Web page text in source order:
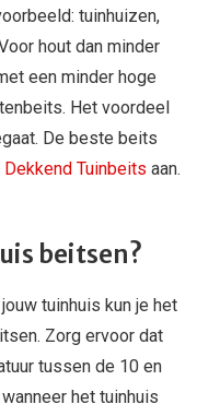
tuinhuizen,
hout dan minder
een minder hoge
Het voordeel
De beste beits
Tuinbeits aan.
beitsen?
tuinhuis kun je het
Zorg ervoor dat
tussen de 10 en
het tuinhuis